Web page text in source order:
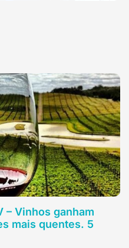
– Vinhos ganham
mais quentes. 5